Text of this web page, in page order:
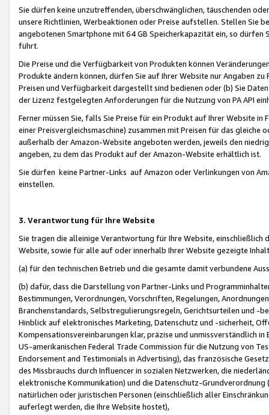
Sie dürfen keine unzutreffenden, überschwänglichen, täuschenden
unsere Richtlinien, Werbeaktionen oder Preise aufstellen. Stellen Sie
angebotenen Smartphone mit 64 GB Speicherkapazität ein, so dürfen
führt.
Die Preise und die Verfügbarkeit von Produkten können
Produkte ändern können, dürfen Sie auf Ihrer Website nur Angaben
Preisen und Verfügbarkeit dargestellt sind bedienen oder (b) Sie
der Lizenz festgelegten Anforderungen für die Nutzung von PA API
Ferner müssen Sie, falls Sie Preise für ein Produkt auf Ihrer Website
einer Preisvergleichsmaschine) zusammen mit Preisen für das
außerhalb der Amazon-Website angeboten werden, jeweils den
angeben, zu dem das Produkt auf der Amazon-Website erhältlich ist.
Sie dürfen keine Partner-Links auf Amazon oder Verlinkungen von
einstellen.
3. Verantwortung für Ihre Website
Sie tragen die alleinige Verantwortung für Ihre Website,
Website, sowie für alle auf oder innerhalb Ihrer Website gezeigte
(a) für den technischen Betrieb und die gesamte damit verbundene
(b) dafür, dass die Darstellung von Partner-Links und
Bestimmungen, Verordnungen, Vorschriften, Regelungen,
Branchenstandards, Selbstregulierungsregeln, Gerichtsurteilen und -
Hinblick auf elektronisches Marketing, Datenschutz und -sicherheit,
Kompensationsvereinbarungen klar, präzise und unmissverständlich
US-amerikanischen Federal Trade Commission für die Nutzung von
Endorsement and Testimonials in Advertising), das französische
des Missbrauchs durch Influencer in sozialen Netzwerken, die
elektronische Kommunikation) und die Datenschutz-
natürlichen oder juristischen Personen (einschließlich aller
auferlegt werden, die Ihre Website hostet),